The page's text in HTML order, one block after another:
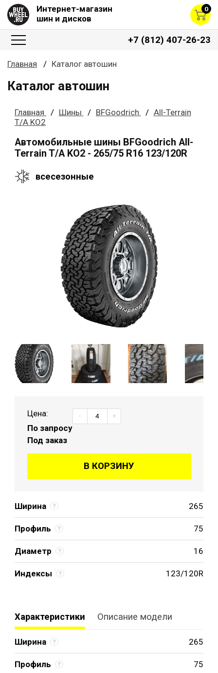
Интернет-магазин
шин и дисков
0
+7 (812) 407-26-23
Главная Каталог автошин
Каталог автошин
Главная Шины BFGoodrich
All-Terrain
T/A KO2
Автомобильные шины BFGoodrich All-
Terrain T/A KO2 - 265/75 R16 123/120R
всесезонные
Ширина 265
Профиль 75
Диаметр 16
Индексы 123/120R
Цена:
По запросу
Под заказ
- +
В КОРЗИНУ
Характеристики Описание модели
Ширина 265
Профиль 75